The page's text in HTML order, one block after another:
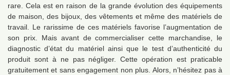
rare. Cela est en raison de la grande évolution des équipements
de maison, des bijoux, des vêtements et même des matériels de
travail. Le rarissime de ces matériels favorise l’augmentation de
son prix. Mais avant de commercialiser cette marchandise, le
diagnostic d’état du matériel ainsi que le test d’authenticité du
produit sont à ne pas négliger. Cette opération est praticable
gratuitement et sans engagement non plus. Alors, n’hésitez pas à